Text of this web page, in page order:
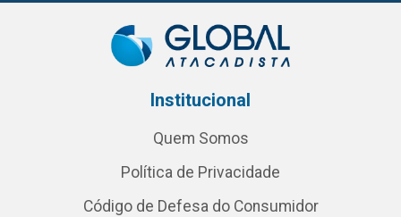
Institucional
Quem Somos
Política de Privacidade
Código de Defesa do Consumidor